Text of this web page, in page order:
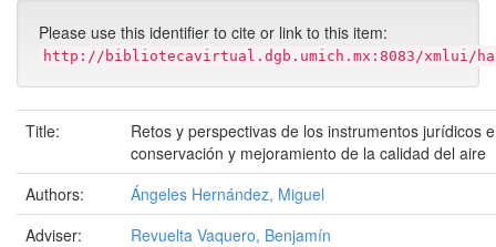
Please use this identifier to cite or link to this item:
http://bibliotecavirtual.dgb.umich.mx:8083/xmlui/
Title:
Retos y perspectivas de los instrumentos jurídicos
conservación y mejoramiento de la calidad del aire
Authors:
Ángeles Hernández, Miguel
Adviser:
Revuelta Vaquero, Benjamín